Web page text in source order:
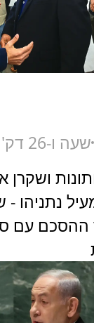
שעה ו-26 דק'
ושקרן
נתניהו -
ההסכם עם